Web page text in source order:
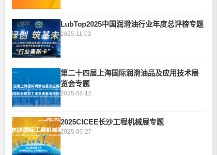
LubTop2025中国润滑油行业年度总评榜专题
2025-11-03
第二十四届上海国际润滑油品及应用技术展
览会专题
2025-06-12
2025CICEE长沙工程机械展专题
2025-05-27